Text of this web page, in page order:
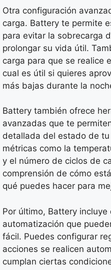
Otra configuración
carga. Battery te permite
para evitar la sobrecarga
prolongar su vida útil.
carga para que se realice
cual es útil si quieres
más bajas durante la
Battery también ofrece
avanzadas que te
detallada del estado de
métricas como la
y el número de ciclos de
comprensión de cómo
qué puedes hacer para
Por último, Battery incluye
automatización que
fácil. Puedes configurar
acciones se realicen
cumplan ciertas